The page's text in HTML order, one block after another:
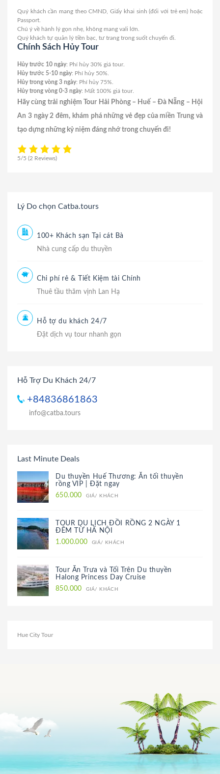
Quý khách cần mang theo CMND, Giấy khai sinh (đối với trẻ em) hoặc
Passport.
Chú ý về hành lý gọn nhẹ, không mang vali lớn.
Quý khách tự quản lý tiền bạc, tư trang trong suốt chuyến đi.
Chính Sách Hủy Tour
Hủy trước 10 ngày: Phí hủy 30% giá tour.
Hủy trước 5-10 ngày: Phí hủy 50%.
Hủy trong vòng 3 ngày: Phí hủy 75%.
Hủy trong vòng 0-3 ngày: Mất 100% giá tour.
Hãy cùng trải nghiệm Tour Hải Phòng – Huế – Đà Nẵng – Hội
An 3 ngày 2 đêm, khám phá những vẻ đẹp của miền Trung và
tạo dựng những kỷ niệm đáng nhớ trong chuyến đi!
5/5 (2 Reviews)
Lý Do chọn Catba.tours
100+ Khách sạn Tại cát Bà
Nhà cung cấp du thuyền
Chi phí rẻ & Tiết Kiệm tài Chính
Thuê tầu thăm vịnh Lan Hạ
Hỗ tợ du khách 24/7
Đặt dịch vụ tour nhanh gọn
Hỗ Trợ Du Khách 24/7
+84836861863
info@catba.tours
Last Minute Deals
Du thuyền Huế Thương: Ăn tối thuyền
rồng VIP | Đặt ngay
650.000
GIÁ/ KHÁCH
TOUR DU LỊCH ĐỒI RỒNG 2 NGÀY 1
ĐÊM TỪ HÀ NỘI
1.000.000
GIÁ/ KHÁCH
Tour Ăn Trưa và Tối Trên Du thuyền
Halong Princess Day Cruise
850.000
GIÁ/ KHÁCH
Hue City Tour